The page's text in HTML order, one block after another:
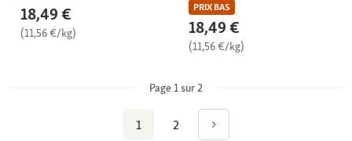
18,49 €
(11,56 €/kg)
PRIX BAS
18,49 €
(11,56 €/kg)
Page 1 sur 2
1 2